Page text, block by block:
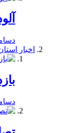
دسامبر
اخبار
دسامبر